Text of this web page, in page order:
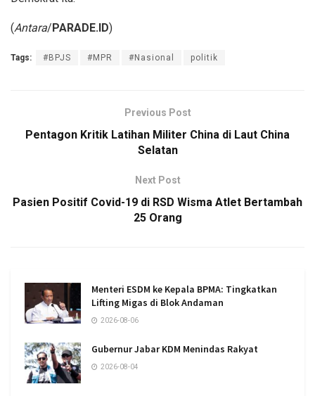
(Antara/ PARADE.ID)
Tags: #BPJS #MPR #Nasional politik
Previous Post
Pentagon Kritik Latihan Militer China di Laut China
Selatan
Next Post
Pasien Positif Covid-19 di RSD Wisma Atlet Bertambah
25 Orang
Menteri ESDM ke Kepala BPMA: Tingkatkan
Lifting Migas di Blok Andaman
2026-08-06
Gubernur Jabar KDM Menindas Rakyat
2026-08-04